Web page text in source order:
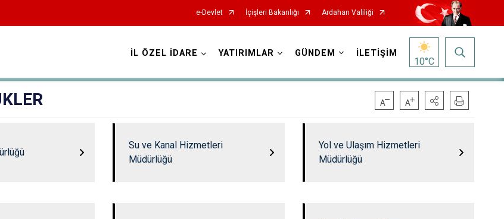
e-Devlet İçişleri Bakanlığı Ardahan Valiliği
İL ÖZEL İDARE YATIRIMLAR GÜNDEM İLETİŞİM
10°C
Su ve Kanal Hizmetleri
Müdürlüğü
Yol ve Ulaşım Hizmetleri
Müdürlüğü